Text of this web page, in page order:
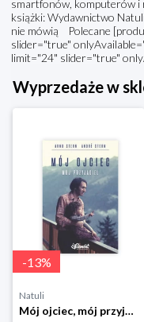
smartfonów, komputerów i
książki: Wydawnictwo
nie mówią Polecane
slider="true"
limit="24" slider="true"
Wyprzedaże w
-13%
Natuli
Mój ojciec, mój przyjaciel Element